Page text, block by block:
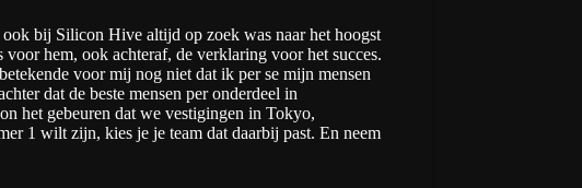
bij Silicon Hive altijd op zoek was naar het hoogst
voor hem, ook achteraf, de verklaring voor het succes.
voor mij nog niet dat ik per se mijn mensen
dat de beste mensen per onderdeel in
het gebeuren dat we vestigingen in Tokyo,
1 wilt zijn, kies je je team dat daarbij past. En neem